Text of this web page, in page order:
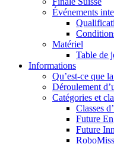
Événements
Matériel
Table de
Informations
Qu’est-ce que
Déroulement
Catégories et
Classes
Future
Future